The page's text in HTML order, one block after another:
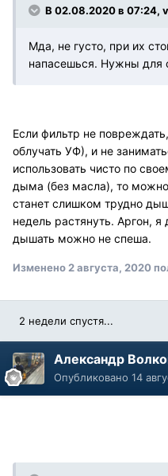
В 02.08.2020 в 07:24,
Мда, не густо, при их
напасешься. Нужны для
Если фильтр не
облучать УФ), и не
использовать чисто по
дыма (без масла), то можно
станет слишком трудно
недель растянуть. Аргон,
дышать можно не спеша.
Изменено 2 августа, 2020
2 недели спустя...
Александр
Опубликовано 14